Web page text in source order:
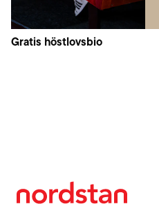
Gratis höstlovsbio